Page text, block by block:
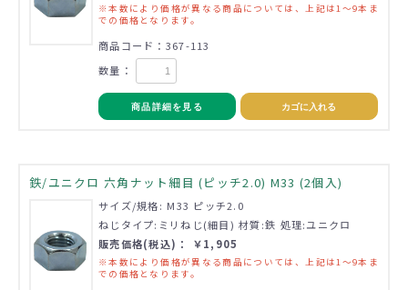
※本数により価格が異なる商品については、上記は1～9本ま
での価格となります。
商品コード：367-113
数量：
商品詳細を見る カゴに入れる
鉄/ユニクロ 六角ナット細目 (ピッチ2.0) M33 (2個入)
サイズ/規格: M33 ピッチ2.0
ねじタイプ:ミリねじ(細目) 材質:鉄 処理:ユニクロ
販売価格(税込)： ￥1,905
※本数により価格が異なる商品については、上記は1～9本ま
での価格となります。